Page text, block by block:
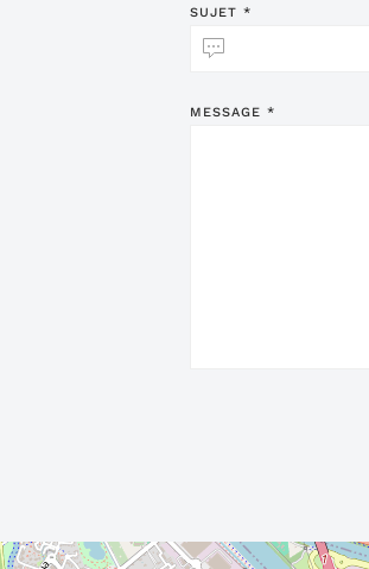
SUJET *
MESSAGE *